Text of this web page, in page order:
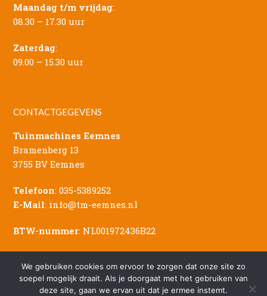
Maandag t/m vrijdag:
08.30 – 17.30 uur
Zaterdag:
09.00 – 15.30 uur
CONTACTGEGEVENS
Tuinmachines Eemnes
Bramenberg 13
3755 BV Eemnes
Telefoon:035-5389252
E-Mail: info@tm-eemnes.nl
BTW-nummer: NL001972436B22
We gebruiken cookies om ervoor te zorgen dat onze site zo
soepel mogelijk draait. Als je doorgaat met het gebruiken van
deze site, gaan we ervan uit dat je ermee instemt.